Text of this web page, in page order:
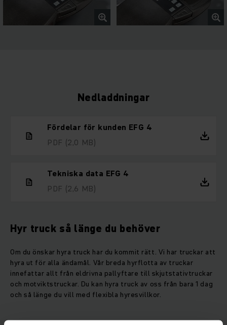
Nedladdningar
Fördelar för kunden EFG 4
PDF (2,0 MB)
Tekniska data EFG 4
PDF (2,6 MB)
Hyr truck så länge du behöver
Om du önskar hyra truck har du kommit rätt. Vi har truckar att
hyra ut för alla ändamål. Vår breda hyrflotta av truckar
innefattar allt från eldrivna pallyftare till skjutstativtruckar
och motviktstruckar. Du kan hyra truck av oss från bara 1 dag
och så länge du vill med flexibla hyresvillkor.